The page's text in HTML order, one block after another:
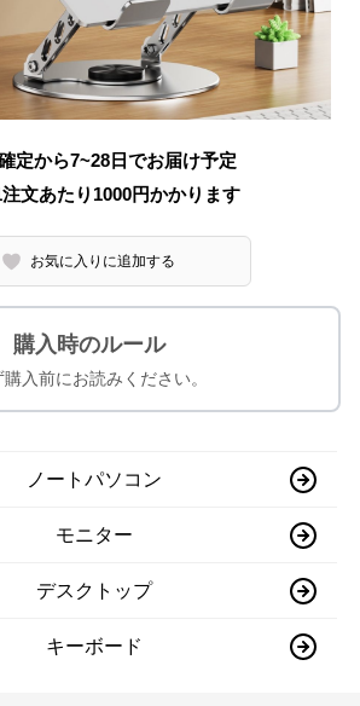
定から7~28日でお届け予定
文あたり 1000円かかります
お気に入りに追加する
購入時のルール
購入前にお読みください。
ノートパソコン
モニター
デスクトップ
キーボード